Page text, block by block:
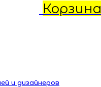
Корзина
и дизайнеров